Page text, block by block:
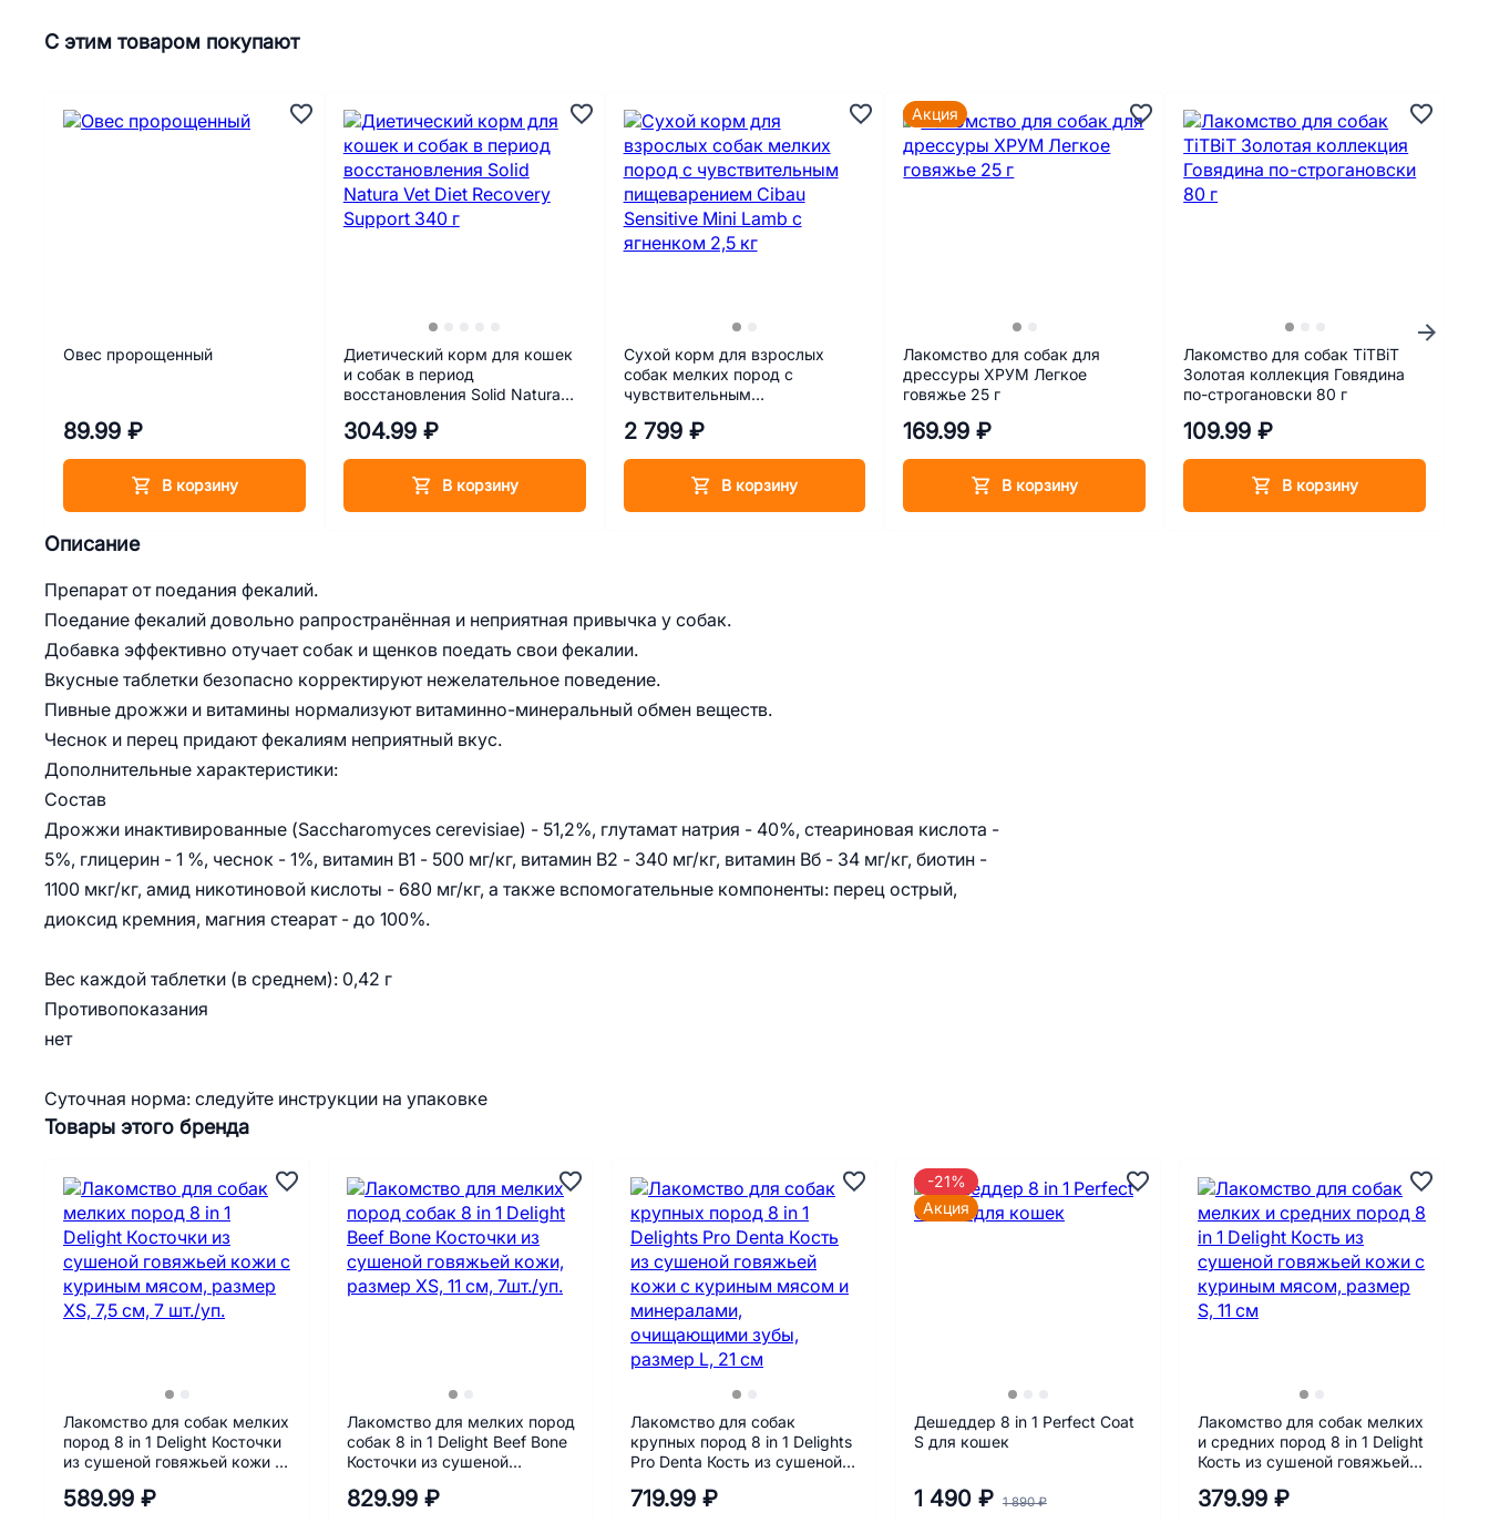
Описание
Препарат от поедания фекалий.
Поедание фекалий довольно рапространённая и неприятная привычка у собак.
Добавка эффективно отучает собак и щенков поедать свои фекалии.
Вкусные таблетки безопасно корректируют нежелательное поведение.
Пивные дрожжи и витамины нормализуют витаминно-минеральный обмен веществ.
Чеснок и перец придают фекалиям неприятный вкус.
Дополнительные характеристики:
Состав
Дрожжи инактивированные (Saccharomyces cerevisiae) - 51,2%, глутамат натрия - 40%, стеариновая кислота -
5%, глицерин - 1 %, чеснок - 1%, витамин В1 - 500 мг/кг, витамин В2 - 340 мг/кг, витамин Вб - 34 мг/кг, биотин -
1100 мкг/кг, амид никотиновой кислоты - 680 мг/кг, а также вспомогательные компоненты: перец острый,
диоксид кремния, магния стеарат - до 100%.
Вес каждой таблетки (в среднем): 0,42 г
Противопоказания
нет
Суточная норма: следуйте инструкции на упаковке
С этим товаром покупают
Овес пророщенный
89.99 ₽
В корзину
Диетический корм для кошек
и собак в период
восстановления Solid Natura
304.99 ₽
В корзину
Сухой корм для взрослых
собак мелких пород с
чувствительным
Mini Lamb с ягненком 2,5 кг
2 799 ₽
В корзину
Лакомство для собак для
дрессуры ХРУМ Легкое
говяжье 25 г
169.99 ₽
В корзину
Акция
Лакомство для собак TiTBiT
Золотая коллекция Говядина
по-строгановски 80 г
109.99 ₽
В корзину
Товары этого бренда
Лакомство для собак мелких
пород 8 in 1 Delight Косточки
из сушеной говяжьей кожи с
7,5 см, 7 шт./уп.
589.99 ₽
Лакомство для мелких пород
собак 8 in 1 Delight Beef Bone
Косточки из сушеной
11 см, 7шт./уп.
829.99 ₽
Лакомство для собак
крупных пород 8 in 1 Delights
Pro Denta Кость из сушеной
мясом и минералами,
719.99 ₽
Дешеддер 8 in 1 Perfect Coat
S для кошек
1 490 ₽ 1 890 ₽
-21%
Акция
Лакомство для собак мелких
и средних пород 8 in 1 Delight
Кость из сушеной говяжьей
размер S, 11 см
379.99 ₽